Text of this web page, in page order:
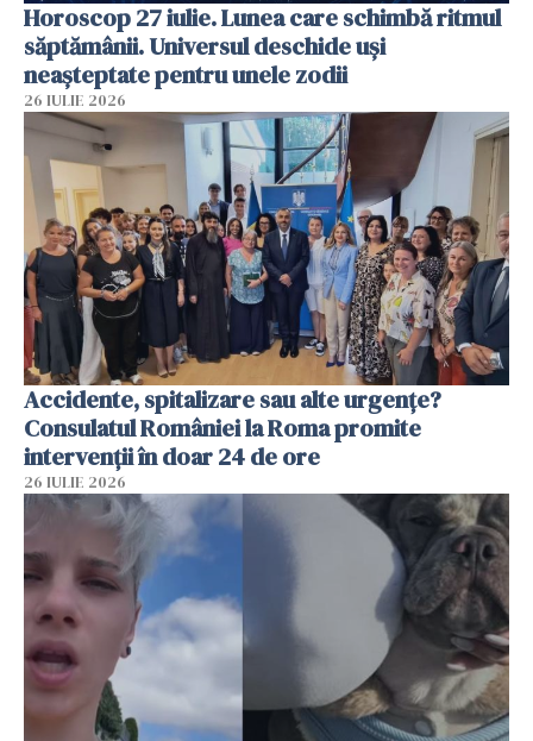
Horoscop 27 iulie. Lunea care schimbă ritmul
săptămânii. Universul deschide uși
neașteptate pentru unele zodii
26 IULIE 2026
Accidente, spitalizare sau alte urgențe?
Consulatul României la Roma promite
intervenții în doar 24 de ore
26 IULIE 2026